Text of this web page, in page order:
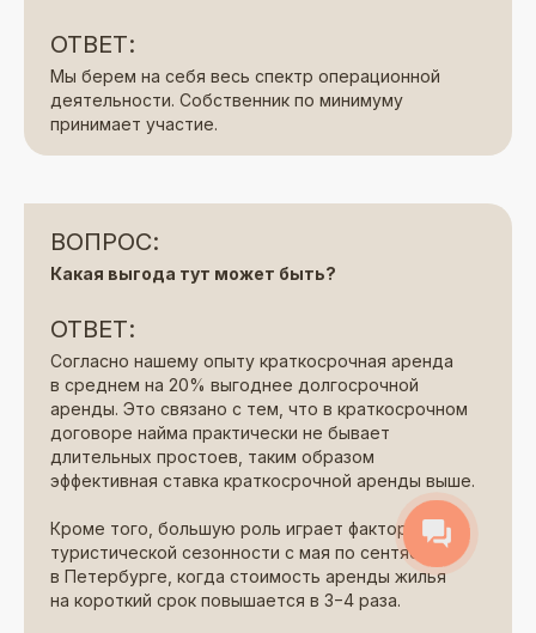
ОТВЕТ:
Мы берем на себя весь спектр операционной
деятельности. Собственник по минимуму
принимает участие.
ВОПРОС:
Какая выгода тут может быть?
ОТВЕТ:
Согласно нашему опыту краткосрочная аренда
в среднем на 20% выгоднее долгосрочной
аренды. Это связано с тем, что в краткосрочном
договоре найма практически не бывает
длительных простоев, таким образом
эффективная ставка краткосрочной аренды выше.
Кроме того, большую роль играет фактор
туристической сезонности с мая по сентябрь
в Петербурге, когда стоимость аренды жилья
на короткий срок повышается в 3−4 раза.